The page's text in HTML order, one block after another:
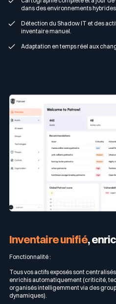
dans des environnements
Détection du Shadow IT et des
inventaire manuel.
Adaptation en temps réel aux
Inventaire unifié,
Fonctionnalité :
Tous vos actifs exposés sont
enrichis automatiquement (criticité,
organisés intelligemment via des
dynamiques).